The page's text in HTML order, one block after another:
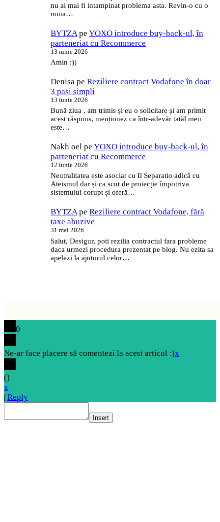
nu ai mai fi intampinat problema asta. Revin-o cu o
noua…
BYTZA peYOXO introduce buy-back-ul, în
parteneriat cu Recommerce
13 iunie 2026
Amin :))
Denisa peReziliere contract Vodafone în doar
3 pași simpli
13 iunie 2026
Bună ziua , am trimis și eu o solicitare și am primit
acest răspuns, menționez ca într-adevăr tatăl meu
este…
Nakh oel peYOXO introduce buy-back-ul, în
parteneriat cu Recommerce
12 iunie 2026
Neutralitatea este asociat cu Il Separatio adică cu
Ateismul dar și ca scut de protecție împotriva
sistemului corupt și oferă…
BYTZApeReziliere contract Vodafone, fără
taxe abuzive
31 mai 2026
Salut, Desigur, poti rezilia contractul fara probleme
daca urmezi procedura prezentat pe blog. Nu ezita sa
apelezi la ajutorul celor…
0
Ne-ar face placere să comentezi la acest articol :)x
()
x
Reply
Insert